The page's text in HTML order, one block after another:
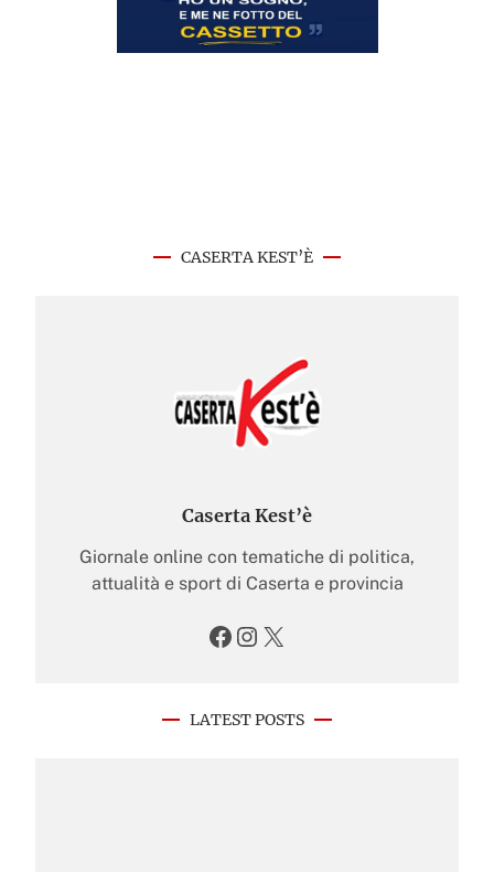
CASERTA KEST’È
Caserta Kest’è
Giornale online con tematiche di politica,
attualità e sport di Caserta e provincia
Facebook Instagram X
LATEST POSTS